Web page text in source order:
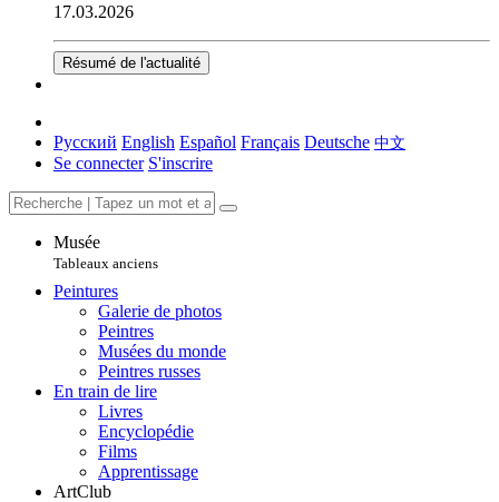
17.03.2026
Résumé de l'actualité
Русский English Español Français Deutsche 中文
Se connecter S'inscrire
Musée
Tableaux anciens
Peintures
Galerie de photos
Peintres
Musées du monde
Peintres russes
En train de lire
Livres
Encyclopédie
Films
Apprentissage
ArtClub